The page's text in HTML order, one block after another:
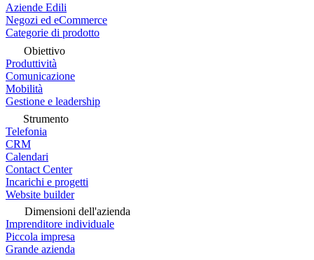
Aziende Edili
Negozi ed eCommerce
Categorie di prodotto
Obiettivo
Produttività
Comunicazione
Mobilità
Gestione e leadership
Strumento
Telefonia
CRM
Calendari
Contact Center
Incarichi e progetti
Website builder
Dimensioni dell'azienda
Imprenditore individuale
Piccola impresa
Grande azienda